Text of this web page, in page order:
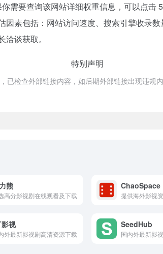
需要查询该网站详细权重信息，可以点击
因素包括：网站访问速度、搜索引擎收录
谈获取。
特别声明
已检查外部链接内容，如后期外部链接出现违规
熊
高分影视剧在线观看及下载
ChaoSpace
提供海外影视
视
外最新影视剧高清资源下载
SeedHub
国内外最新影